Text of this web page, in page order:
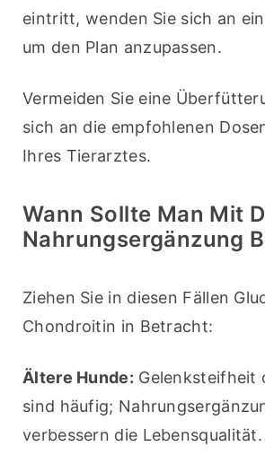
eintritt, wenden Sie sich an
um den Plan anzupassen.
Vermeiden Sie eine
sich an die empfohlenen
Ihres Tierarztes.
Wann Sollte Man Mit
Nahrungsergänzung
Ziehen Sie in diesen Fällen
Chondroitin in Betracht:
Ältere Hunde: Gelenksteifheit
sind häufig;
verbessern die Lebensqualität.